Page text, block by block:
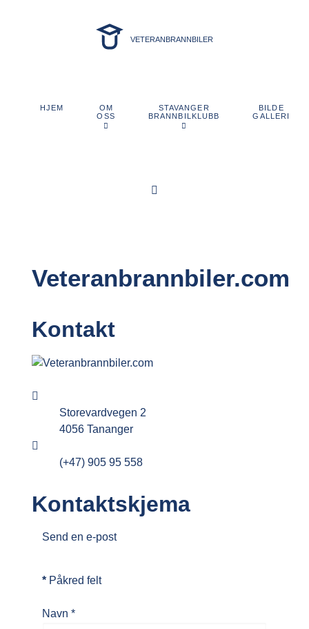
VETERANBRANNBILER
HJEM
OM
OSS
STAVANGER
BRANNBILKLUBB
BILDE
GALLERI
Veteranbrannbiler.com
Kontakt
Storevardvegen 2
4056 Tananger
(+47) 905 95 558
Kontaktskjema
Send en e-post
* Påkred felt
Navn *